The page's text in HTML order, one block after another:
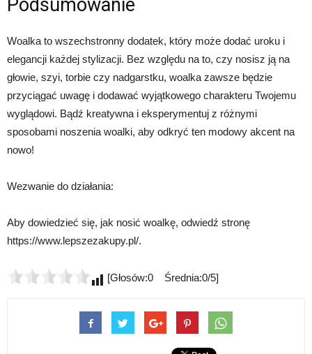
Podsumowanie
Woalka to wszechstronny dodatek, który może dodać uroku i
elegancji każdej stylizacji. Bez względu na to, czy nosisz ją na
głowie, szyi, torbie czy nadgarstku, woalka zawsze będzie
przyciągać uwagę i dodawać wyjątkowego charakteru Twojemu
wyglądowi. Bądź kreatywna i eksperymentuj z różnymi
sposobami noszenia woalki, aby odkryć ten modowy akcent na
nowo!
Wezwanie do działania:
Aby dowiedzieć się, jak nosić woalkę, odwiedź stronę
https://www.lepszezakupy.pl/.
[Głosów:0 Średnia:0/5]